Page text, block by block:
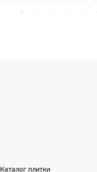
Каталог плитки